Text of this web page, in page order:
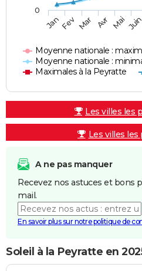
Moyenne nationale :
Moyenne nationale :
Maximales à la Peyratte
JanFev Mar Avr Mai Juin
0
Les villes les
Les villes les
A ne pas manquer
Recevez nos astuces et bons
mail.
En savoir plus sur notre politique de
Soleil à la Peyratte en